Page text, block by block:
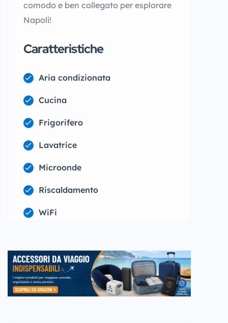
comodo e ben collegato per esplorare
Napoli!
Caratteristiche
Aria condizionata
Cucina
Frigorifero
Lavatrice
Microonde
Riscaldamento
WiFi